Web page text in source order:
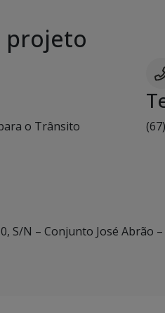
projeto
o Trânsito
S/N – Conjunto José Abrão –